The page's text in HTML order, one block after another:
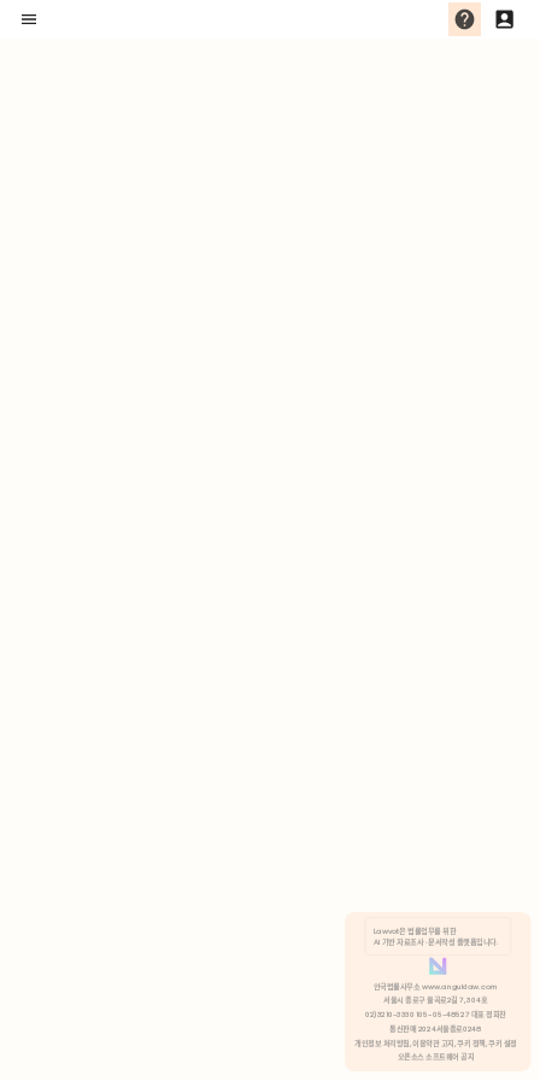
분석 쿠키 허용
Lawvot은 법률업무를 위한
AI 기반 자료조사 · 문서작성 플랫폼입니다.
안국법률사무소 www.anguklaw.com
서울시 종로구 율곡로2길 7, 304호
02)3210-3330 105-05-48527 대표 정희찬
통신판매 2024서울종로0248
개인정보 처리방침, 이용약관 고지, 쿠키 정책, 쿠키 설정
오픈소스 소프트웨어 공지